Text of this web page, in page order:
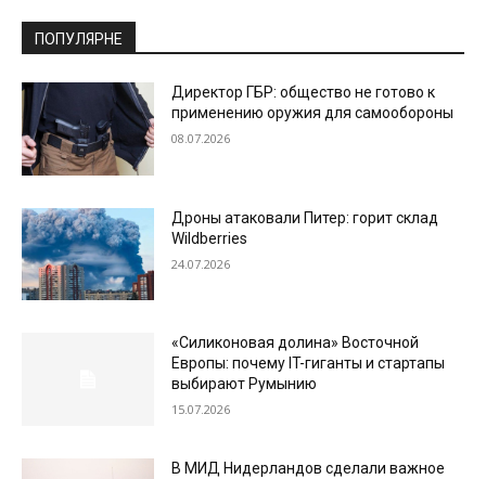
ПОПУЛЯРНЕ
Директор ГБР: общество не готово к
применению оружия для самообороны
08.07.2026
Дроны атаковали Питер: горит склад
Wildberries
24.07.2026
«Силиконовая долина» Восточной
Европы: почему IT-гиганты и стартапы
выбирают Румынию
15.07.2026
В МИД Нидерландов сделали важное